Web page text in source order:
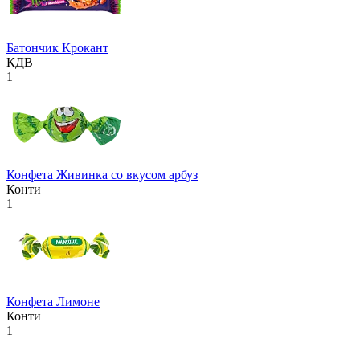
Батончик Крокант
КДВ
1
Конфета Живинка со вкусом арбуз
Конти
1
Конфета Лимоне
Конти
1